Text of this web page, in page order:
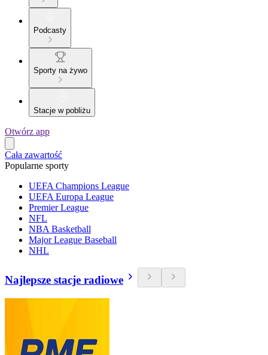
Podcasty
Sporty na żywo
Stacje w pobliżu
Otwórz app
Cała zawartość
Popularne sporty
UEFA Champions League
UEFA Europa League
Premier League
NFL
NBA Basketball
Major League Baseball
NHL
Najlepsze stacje radiowe